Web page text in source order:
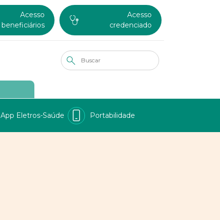
Acesso
beneficiários
Acesso
credenciado
App Eletros-Saúde Portabilidade